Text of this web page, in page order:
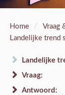
Home / Vraag
Landelijke trend
Landelijke
Vraag:
Antwoord: